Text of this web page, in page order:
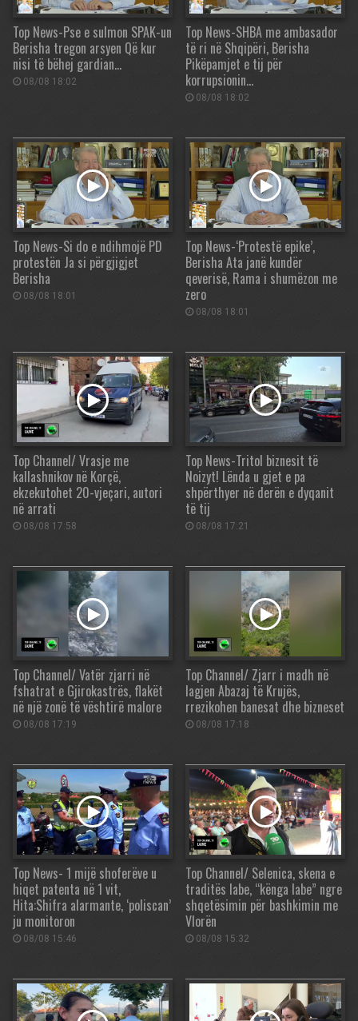
Top News-Pse e sulmon SPAK-un
Berisha tregon arsyen Që kur
nisi të bëhej gardian…
08/08 18:02
Top News-SHBA me ambasador
të ri në Shqipëri, Berisha
Pikëpamjet e tij për
korrupsionin…
08/08 18:02
Top News-Si do e ndihmojë PD
protestën Ja si përgjigjet
Berisha
08/08 18:01
Top News-‘Protestë epike’,
Berisha Ata janë kundër
qeverisë, Rama i shumëzon me
zero
08/08 18:01
Top Channel/ Vrasje me
kallashnikov në Korçë,
ekzekutohet 20-vjeçari, autori
në arrati
08/08 17:58
Top News-Tritol biznesit të
Noizyt! Lënda u gjet e pa
shpërthyer në derën e dyqanit
të tij
08/08 17:21
Top Channel/ Vatër zjarri në
fshatrat e Gjirokastrës, flakët
në një zonë të vështirë malore
08/08 17:19
Top Channel/ Zjarr i madh në
lagjen Abazaj të Krujës,
rrezikohen banesat dhe bizneset
08/08 17:18
Top News- 1 mijë shoferëve u
hiqet patenta në 1 vit,
Hita:Shifra alarmante, ‘poliscan’
ju monitoron
08/08 15:46
Top Channel/ Selenica, skena e
traditës labe, “kënga labe” ngre
shqetësimin për bashkimin me
Vlorën
08/08 15:32